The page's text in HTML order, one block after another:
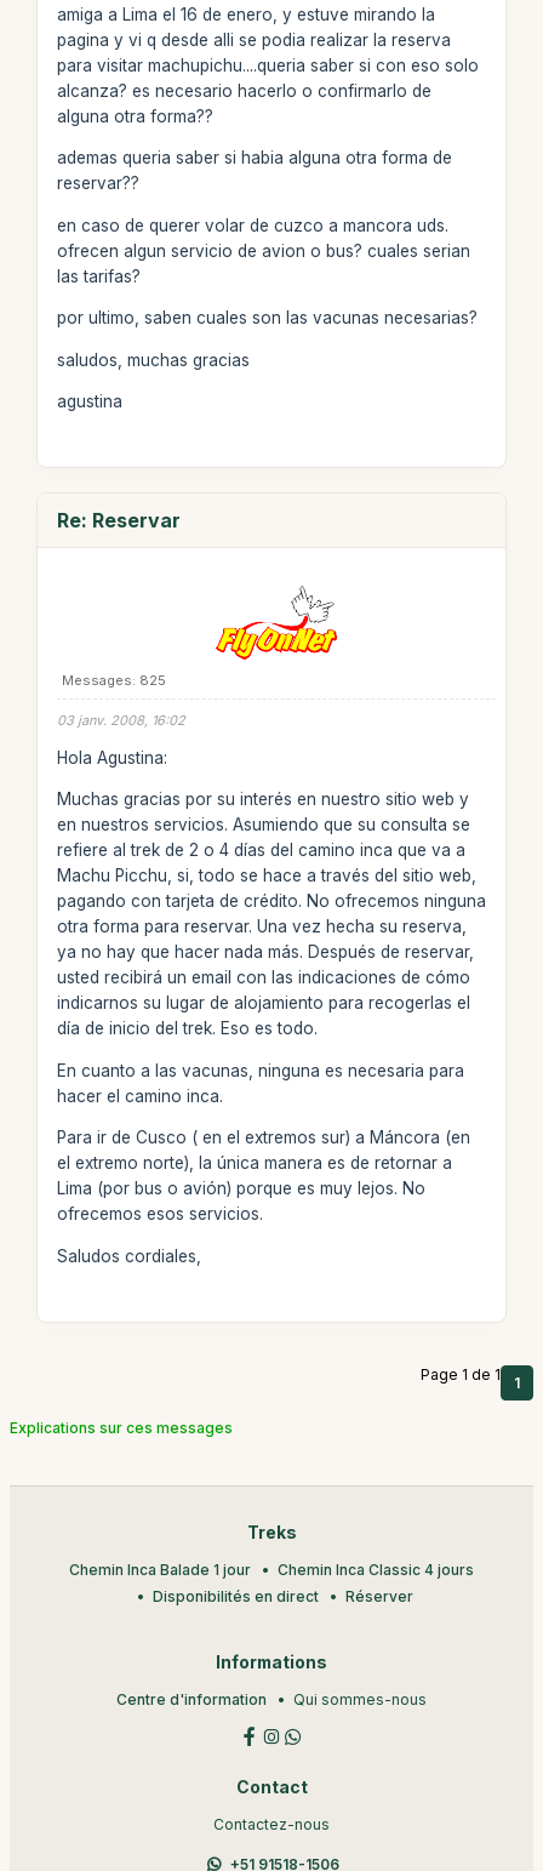
amiga a Lima el 16 de enero, y estuve mirando la
pagina y vi q desde alli se podia realizar la reserva
para visitar machupichu....queria saber si con eso solo
alcanza? es necesario hacerlo o confirmarlo de
alguna otra forma??
ademas queria saber si habia alguna otra forma de
reservar??
en caso de querer volar de cuzco a mancora uds.
ofrecen algun servicio de avion o bus? cuales serian
las tarifas?
por ultimo, saben cuales son las vacunas necesarias?
saludos, muchas gracias
agustina
Re: Reservar
Messages: 825
03 janv. 2008, 16:02
Hola Agustina:
Muchas gracias por su interés en nuestro sitio web y
en nuestros servicios. Asumiendo que su consulta se
refiere al trek de 2 o 4 días del camino inca que va a
Machu Picchu, si, todo se hace a través del sitio web,
pagando con tarjeta de crédito. No ofrecemos ninguna
otra forma para reservar. Una vez hecha su reserva,
ya no hay que hacer nada más. Después de reservar,
usted recibirá un email con las indicaciones de cómo
indicarnos su lugar de alojamiento para recogerlas el
día de inicio del trek. Eso es todo.
En cuanto a las vacunas, ninguna es necesaria para
hacer el camino inca.
Para ir de Cusco ( en el extremos sur) a Máncora (en
el extremo norte), la única manera es de retornar a
Lima (por bus o avión) porque es muy lejos. No
ofrecemos esos servicios.
Saludos cordiales,
Page 1 de 1 1
Explications sur ces messages
Treks
Chemin Inca Balade 1 jour
Chemin Inca Classic 4 jours
Disponibilités en direct
Réserver
Informations
Centre d'information Qui sommes-nous
Contact
Contactez-nous
+51 91518-1506